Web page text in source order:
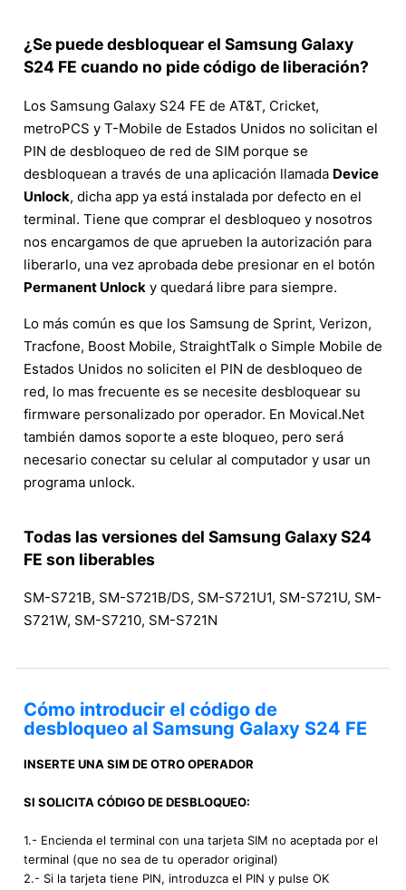
¿Se puede desbloquear el Samsung Galaxy
S24 FE cuando no pide código de liberación?
Los Samsung Galaxy S24 FE de AT&T, Cricket,
metroPCS y T-Mobile de Estados Unidos no solicitan el
PIN de desbloqueo de red de SIM porque se
desbloquean a través de una aplicación llamada Device
Unlock, dicha app ya está instalada por defecto en el
terminal. Tiene que comprar el desbloqueo y nosotros
nos encargamos de que aprueben la autorización para
liberarlo, una vez aprobada debe presionar en el botón
Permanent Unlock y quedará libre para siempre.
Lo más común es que los Samsung de Sprint, Verizon,
Tracfone, Boost Mobile, StraightTalk o Simple Mobile de
Estados Unidos no soliciten el PIN de desbloqueo de
red, lo mas frecuente es se necesite desbloquear su
firmware personalizado por operador. En Movical.Net
también damos soporte a este bloqueo, pero será
necesario conectar su celular al computador y usar un
programa unlock.
Todas las versiones del Samsung Galaxy S24
FE son liberables
SM-S721B, SM-S721B/DS, SM-S721U1, SM-S721U, SM-
S721W, SM-S7210, SM-S721N
Cómo introducir el código de
desbloqueo al Samsung Galaxy S24 FE
INSERTE UNA SIM DE OTRO OPERADOR
SI SOLICITA CÓDIGO DE DESBLOQUEO:
1.- Encienda el terminal con una tarjeta SIM no aceptada por el
terminal (que no sea de tu operador original)
2.- Si la tarjeta tiene PIN, introduzca el PIN y pulse OK